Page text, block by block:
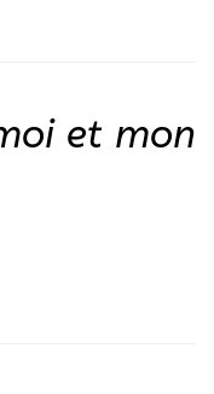
et mon